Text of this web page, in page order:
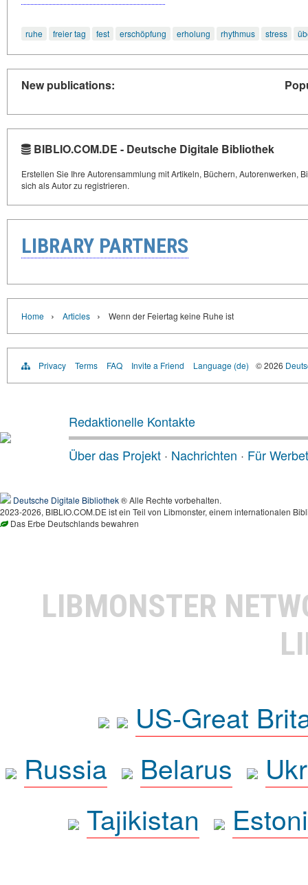
ruhe freier tag fest erschöpfung erholung rhythmus stress
New publications:
BIBLIO.COM.DE - Deutsche Digitale Bibliothek
Erstellen Sie Ihre Autorensammlung mit Artikeln, Büchern, Autorenwerken,
sich als Autor zu registrieren.
LIBRARY PARTNERS
Home › Articles › Wenn der Feiertag keine Ruhe ist
Privacy Terms FAQ Invite a Friend Language (de) © 2026
Redaktionelle Kontakte
Über das Projekt · Nachrichten · Für
Deutsche Digitale Bibliothek® Alle Rechte vorbehalten.
2023-2026, BIBLIO.COM.DE ist ein Teil von Libmonster, einem internationalen
Das Erbe Deutschlands bewahren
LIBMONSTER
US-Great
Russia
Belarus
Tajikistan